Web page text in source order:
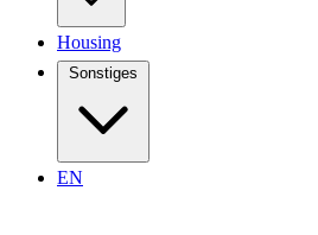
Housing
EN